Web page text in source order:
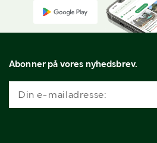
Abonner på vores nyhedsbrev.